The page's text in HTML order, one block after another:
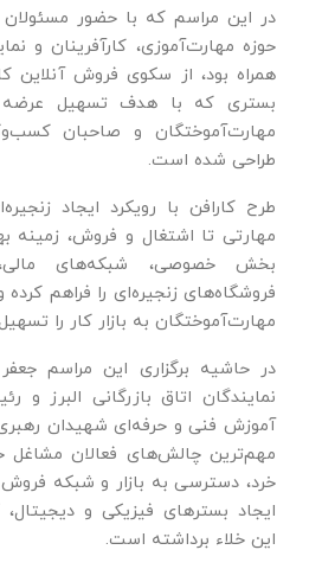
در این مراسم که با حضور مسئولان
حوزه مهارت‌آموزی، کارآفرینان و
همراه بود، از سکوی فروش آنلاین
بستری که با هدف تسهیل
مهارت‌آموختگان و صاحبان
طراحی شده است.
طرح کارافن با رویکرد ایجاد
مهارتی تا اشتغال و فروش، زمینه
بخش خصوصی، شبکه‌های
فروشگاه‌های زنجیره‌ای را فراهم
مهارت‌آموختگان به بازار کار را
در حاشیه برگزاری این مراسم
نمایندگان اتاق بازرگانی البرز و
آموزش فنی و حرفه‌ای شهیدان
مهم‌ترین چالش‌های فعالان مشاغل
خرد، دسترسی به بازار و شبکه
ایجاد بسترهای فیزیکی و
این خلاء برداشته است.